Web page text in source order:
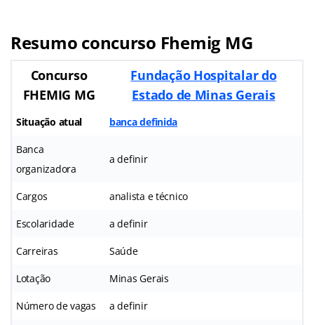
Resumo concurso Fhemig MG
Concurso
FHEMIG MG
Fundação Hospitalar do
Estado de Minas Gerais
Situação atual banca definida
Banca
organizadora
a definir
Cargos analista e técnico
Escolaridade a definir
Carreiras Saúde
Lotação Minas Gerais
Número de vagas a definir